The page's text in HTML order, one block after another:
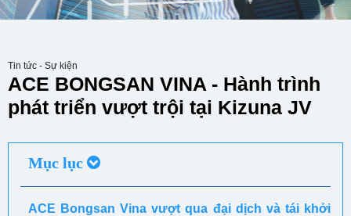
Tin tức - Sự kiện
ACE BONGSAN VINA - Hành trình
phát triển vượt trội tại Kizuna JV
Mục lục
ACE Bongsan Vina vượt qua đại dịch và tái khởi